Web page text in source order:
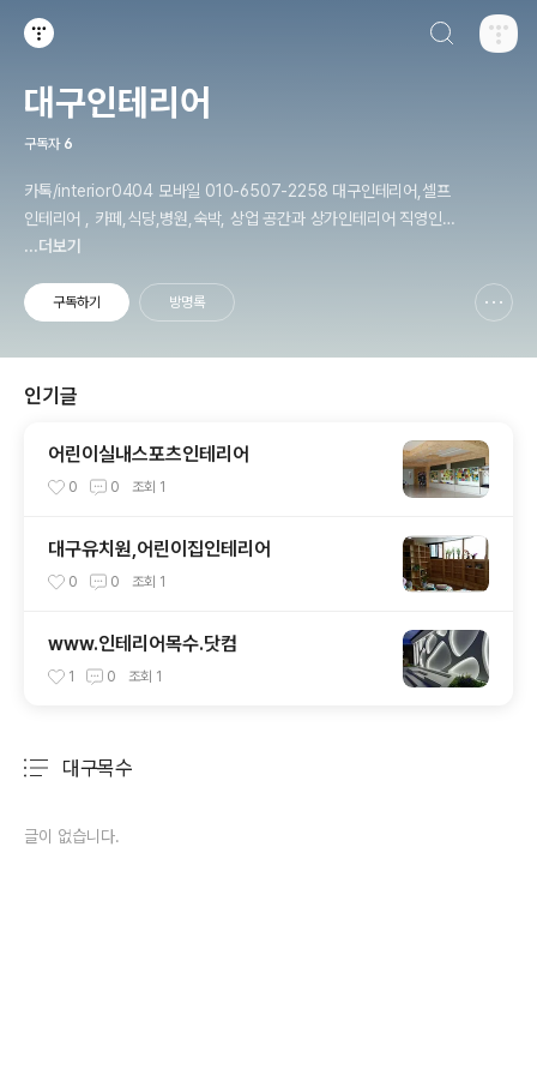
대구인테리어
구독자 6
카톡/interior0404 모바일 010-6507-2258 대구인테리어,셀프
인테리어 , 카페,식당,병원,숙박, 상업 공간과 상가인테리어 직영인테
...더보기
구독하기 방명록
인기글
어린이실내스포츠인테리어
0 0 조회 1
대구유치원,어린이집인테리어
0 0 조회 1
www.인테리어목수.닷컴
1 0 조회 1
대구목수
글이 없습니다.